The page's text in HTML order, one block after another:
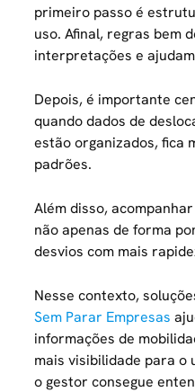
primeiro passo é
uso. Afinal, regras bem
interpretações e
Depois, é importante
quando dados de
estão organizados, fica
padrões.
Além disso,
não apenas de forma
desvios com mais
Nesse contexto,
Sem Parar Empresas
informações de
mais visibilidade para o
o gestor consegue